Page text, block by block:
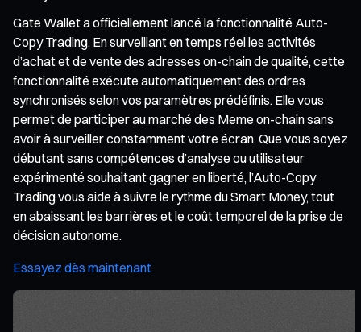
Gate Wallet a officiellement lancé la fonctionnalité Auto-
Copy Trading. En surveillant en temps réel les activités
d’achat et de vente des adresses on-chain de qualité, cette
fonctionnalité exécute automatiquement des ordres
synchronisés selon vos paramètres prédéfinis. Elle vous
permet de participer au marché des Meme on-chain sans
avoir à surveiller constamment votre écran. Que vous soyez
débutant sans compétences d’analyse ou utilisateur
expérimenté souhaitant gagner en liberté, l’Auto-Copy
Trading vous aide à suivre le rythme du Smart Money, tout
en abaissant les barrières et le coût temporel de la prise de
décision autonome.
Essayez dès maintenant